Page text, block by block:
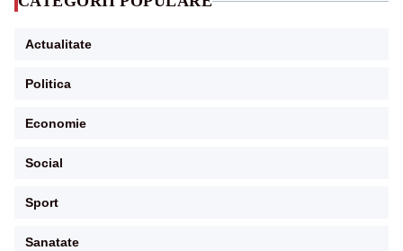
Actualitate
Politica
Economie
Social
Sport
Sanatate